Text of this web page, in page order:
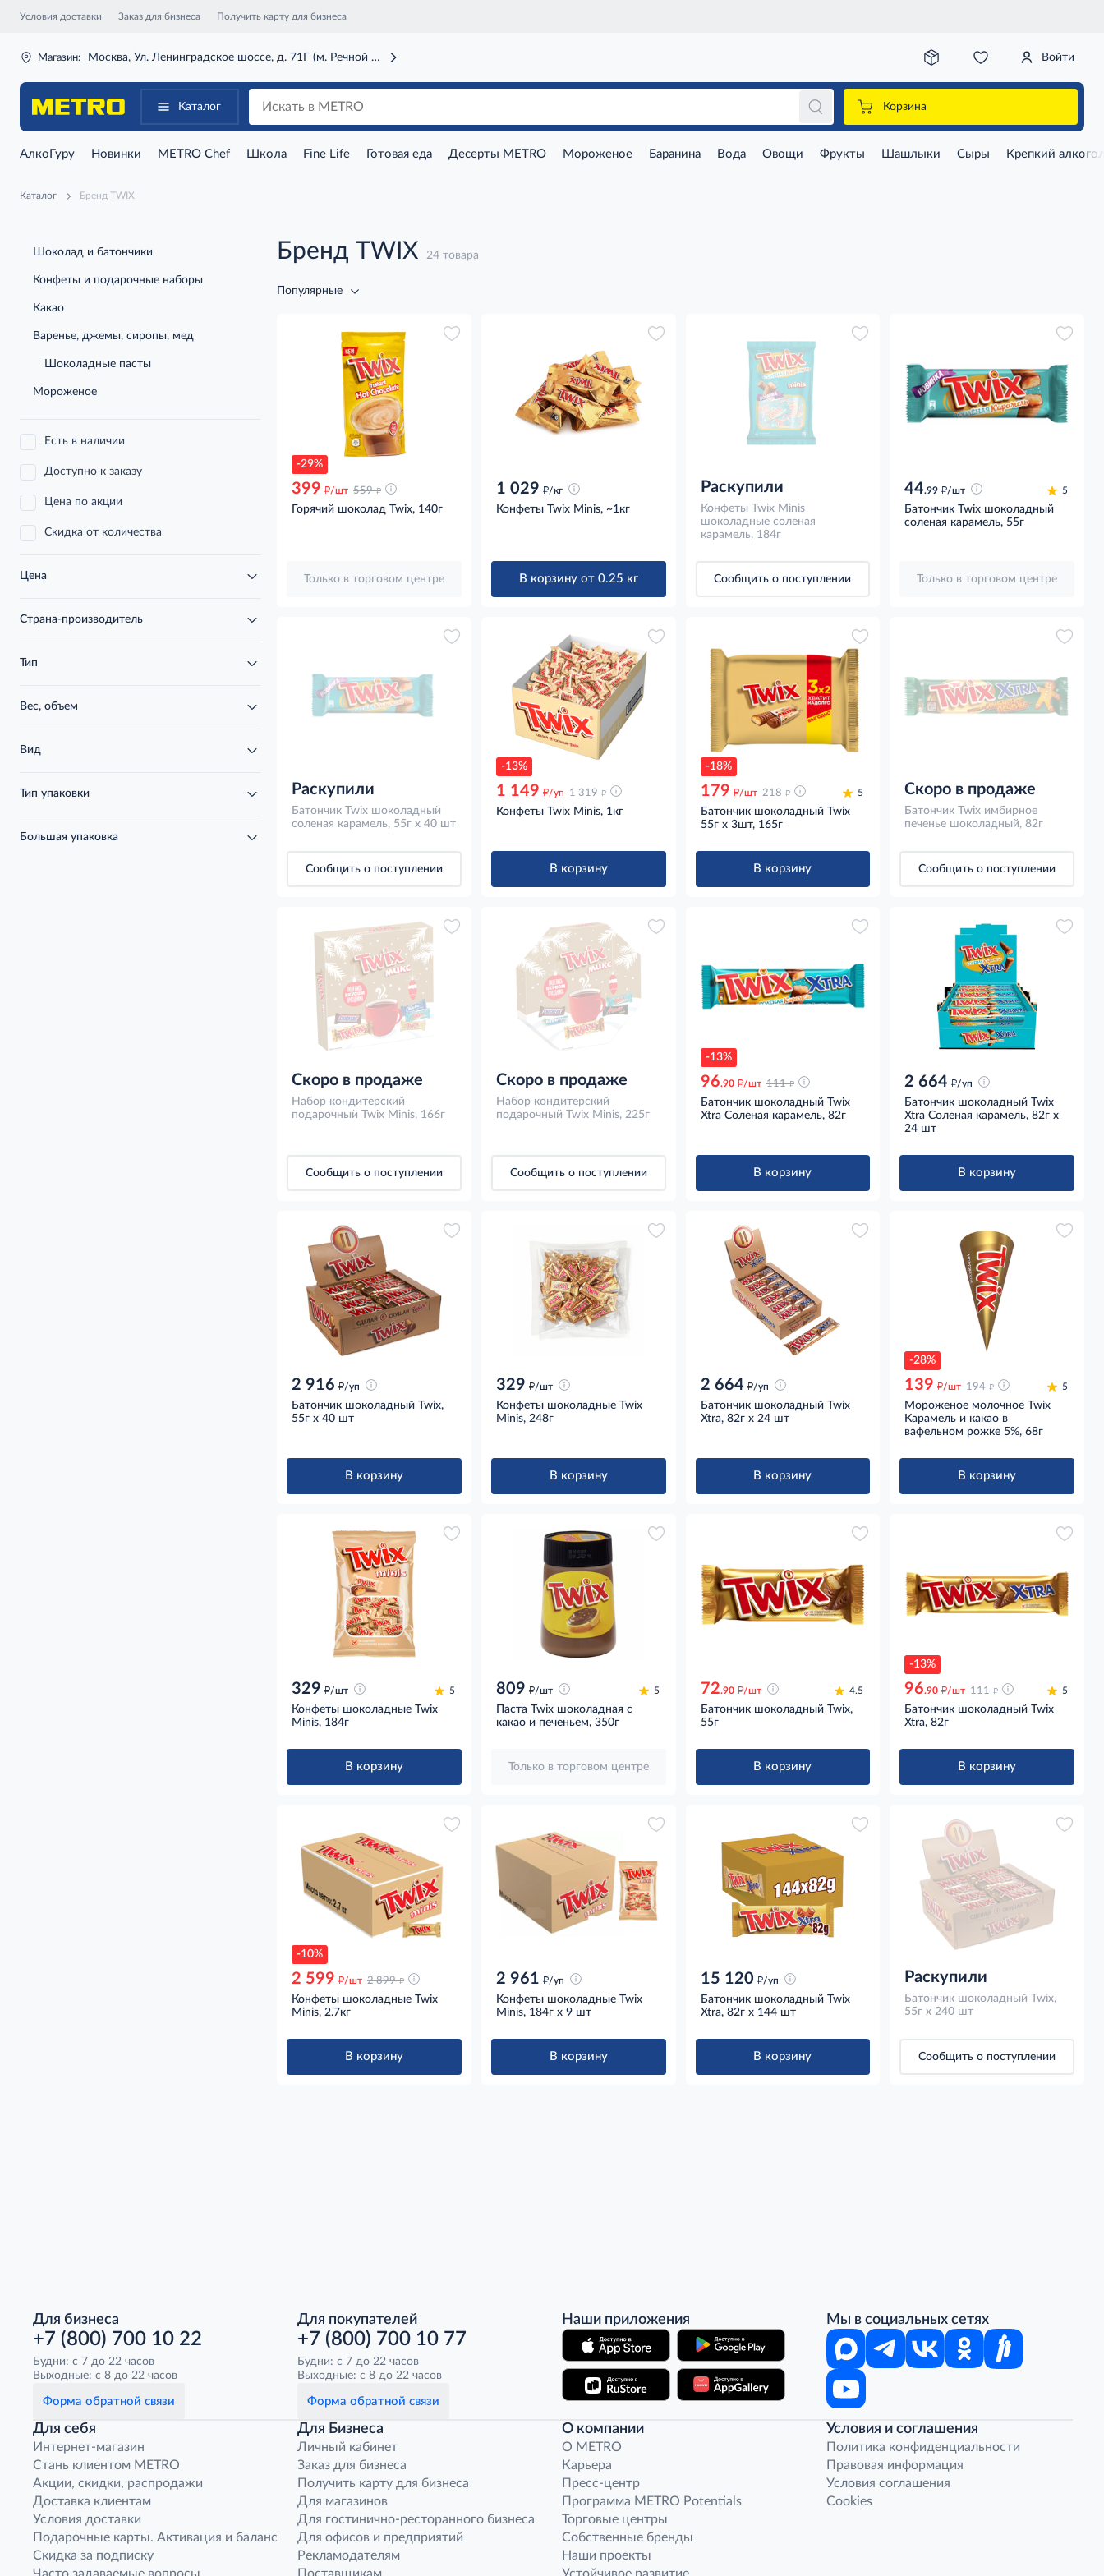
Условия доставки Заказ для бизнеса Получить карту для бизнеса
Магазин: Москва, Ул. Ленинградское шоссе, д. 71Г (м. Речной вокзал) Войти
Каталог Корзина
АлкоГуру Новинки METRO Chef Школа Fine Life Готовая еда Десерты METRO Мороженое Баранина Вода Овощи Фрукты Шашлыки Сыры Крепкий
Каталог Бренд TWIX
Шоколад и батончики
Конфеты и подарочные наборы
Какао
Варенье, джемы, сиропы, мед
Шоколадные пасты
Мороженое
Есть в наличии
Доступно к заказу
Цена по акции
Скидка от количества
Цена
Страна-производитель
Тип
Вес, объем
Вид
Тип упаковки
Большая упаковка
Бренд TWIX 24 товара
Популярные
-29%
399 д/шт 559 д
Горячий шоколад Twix, 140г
Только в торговом центре
1 029 д/кг
Конфеты Twix Minis, ~1кг
В корзину от 0.25 кг
Раскупили
Конфеты Twix Minis
шоколадные соленая
карамель, 184г
Сообщить о поступлении
44.99 д/шт 5
Батончик Twix шоколадный
соленая карамель, 55г
Только в торговом центре
Раскупили
Батончик Twix шоколадный
соленая карамель, 55г x 40 шт
Сообщить о поступлении
-13%
1 149 д/уп 1 319 д
Конфеты Twix Minis, 1кг
В корзину
-18%
179 д/шт 218 д 5
Батончик шоколадный Twix
55г х 3шт, 165г
В корзину
Скоро в продаже
Батончик Twix имбирное
печенье шоколадный, 82г
Сообщить о поступлении
Скоро в продаже
Набор кондитерский
подарочный Twix Minis, 166г
Сообщить о поступлении
Скоро в продаже
Набор кондитерский
подарочный Twix Minis, 225г
Сообщить о поступлении
-13%
96.90 д/шт 111 д
Батончик шоколадный Twix
Xtra Cоленая карамель, 82г
В корзину
2 664 д/уп
Батончик шоколадный Twix
Xtra Cоленая карамель, 82г х
24 шт
В корзину
2 916 д/уп
Батончик шоколадный Twix,
55г x 40 шт
В корзину
329 д/шт
Конфеты шоколадные Twix
Minis, 248г
В корзину
2 664 д/уп
Батончик шоколадный Twix
Xtra, 82г x 24 шт
В корзину
-28%
139 д/шт 194 д 5
Мороженое молочное Twix
Карамель и какао в
вафельном рожке 5%, 68г
В корзину
329 д/шт 5
Конфеты шоколадные Twix
Minis, 184г
В корзину
809 д/шт 5
Паста Twix шоколадная с
какао и печеньем, 350г
Только в торговом центре
72.90 д/шт 4.5
Батончик шоколадный Twix,
55г
В корзину
-13%
96.90 д/шт 111 д 5
Батончик шоколадный Twix
Xtra, 82г
В корзину
-10%
2 599 д/шт 2 899 д
Конфеты шоколадные Twix
Minis, 2.7кг
В корзину
2 961 д/уп
Конфеты шоколадные Twix
Minis, 184г х 9 шт
В корзину
15 120 д/уп
Батончик шоколадный Twix
Xtra, 82г x 144 шт
В корзину
Раскупили
Батончик шоколадный Twix,
55г x 240 шт
Сообщить о поступлении
Для бизнеса
+7 (800) 700 10 22
Будни: с 7 до 22 часов
Выходные: с 8 до 22 часов
Форма обратной связи
Для покупателей
+7 (800) 700 10 77
Будни: с 7 до 22 часов
Выходные: с 8 до 22 часов
Форма обратной связи
Наши приложения Мы в социальных сетях
Для себя
Интернет-магазин
Стань клиентом METRO
Акции, скидки, распродажи
Доставка клиентам
Условия доставки
Подарочные карты. Активация и баланс
Скидка за подписку
Для Бизнеса
Личный кабинет
Заказ для бизнеса
Получить карту для бизнеса
Для магазинов
Для гостинично-ресторанного бизнеса
Для офисов и предприятий
Рекламодателям
О компании
O METRO
Карьера
Пресс-центр
Программа METRO Potentials
Торговые центры
Собственные бренды
Наши проекты
Условия и соглашения
Политика конфиденциальности
Правовая информация
Условия соглашения
Cookies